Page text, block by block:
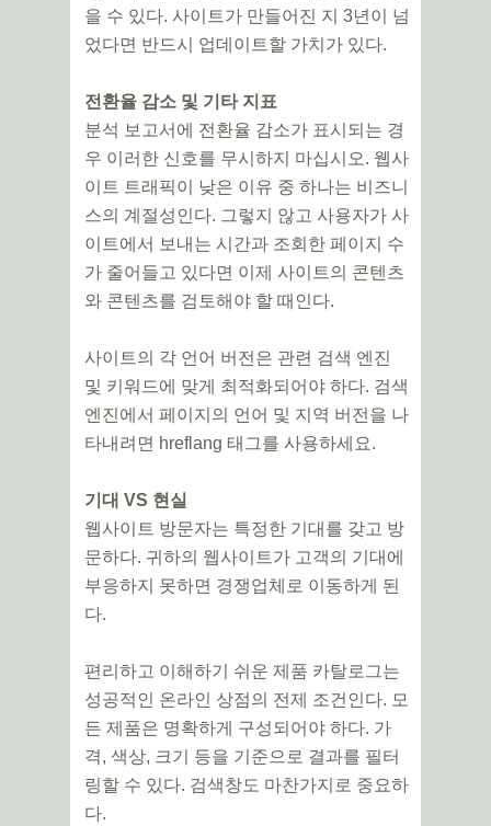
을 수 있다. 사이트가 만들어진 지 3년이 넘
었다면 반드시 업데이트할 가치가 있다.
전환율 감소 및 기타 지표
분석 보고서에 전환율 감소가 표시되는 경
우 이러한 신호를 무시하지 마십시오. 웹사
이트 트래픽이 낮은 이유 중 하나는 비즈니
스의 계절성인다. 그렇지 않고 사용자가 사
이트에서 보내는 시간과 조회한 페이지 수
가 줄어들고 있다면 이제 사이트의 콘텐츠
와 콘텐츠를 검토해야 할 때인다.
사이트의 각 언어 버전은 관련 검색 엔진
및 키워드에 맞게 최적화되어야 하다. 검색
엔진에서 페이지의 언어 및 지역 버전을 나
타내려면 hreflang 태그를 사용하세요.
기대 VS 현실
웹사이트 방문자는 특정한 기대를 갖고 방
문하다. 귀하의 웹사이트가 고객의 기대에
부응하지 못하면 경쟁업체로 이동하게 된
다.
편리하고 이해하기 쉬운 제품 카탈로그는
성공적인 온라인 상점의 전제 조건인다. 모
든 제품은 명확하게 구성되어야 하다. 가
격, 색상, 크기 등을 기준으로 결과를 필터
링할 수 있다. 검색창도 마찬가지로 중요하
다.